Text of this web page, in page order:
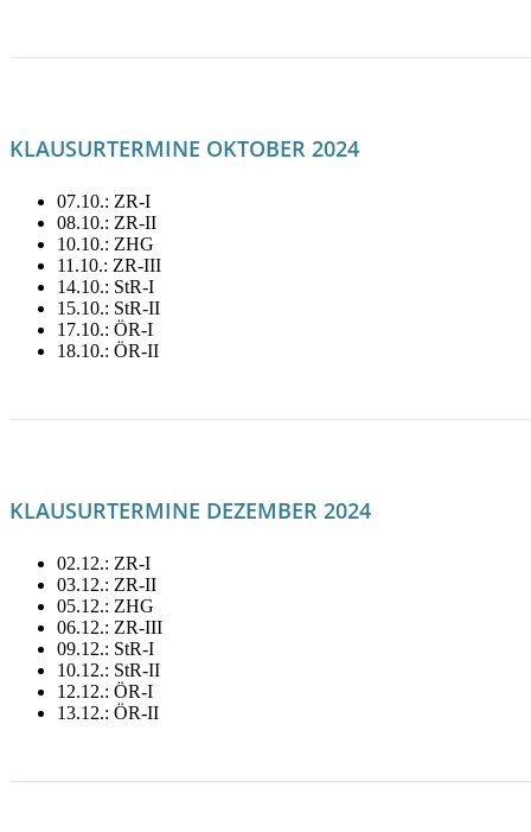
KLAUSURTERMINE OKTOBER 2024
07.10.: ZR-I
08.10.: ZR-II
10.10.: ZHG
11.10.: ZR-III
14.10.: StR-I
15.10.: StR-II
17.10.: ÖR-I
18.10.: ÖR-II
KLAUSURTERMINE DEZEMBER 2024
02.12.: ZR-I
03.12.: ZR-II
05.12.: ZHG
06.12.: ZR-III
09.12.: StR-I
10.12.: StR-II
12.12.: ÖR-I
13.12.: ÖR-II